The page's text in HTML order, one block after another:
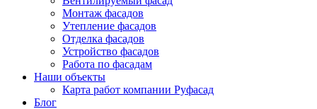
Монтаж фасадов
Утепление фасадов
Отделка фасадов
Устройство фасадов
Работа по фасадам
Наши объекты
Карта работ компании Руфасад
Блог